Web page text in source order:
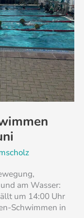
am Wasser:
um 14:00 Uhr
Schwimmen in